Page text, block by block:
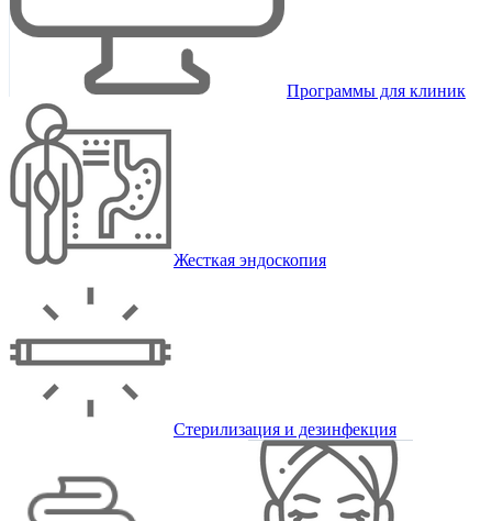
Программы для клиник
Жесткая эндоскопия
Стерилизация и дезинфекция